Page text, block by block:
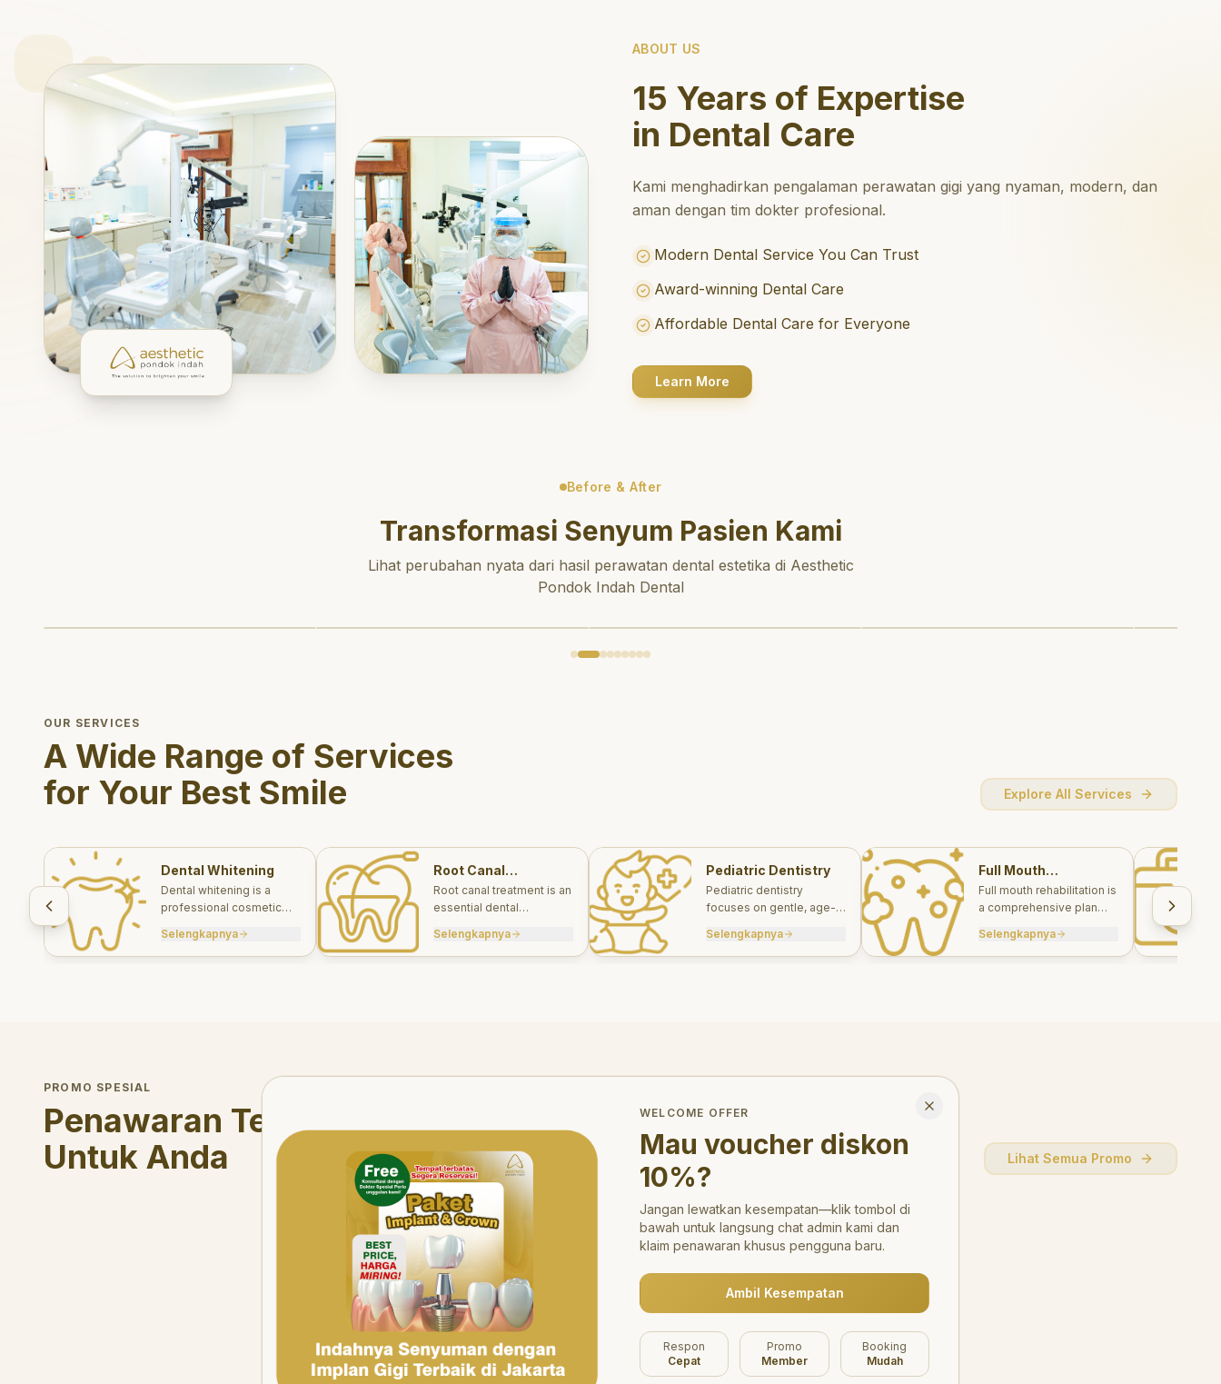
ABOUT US
15 Years of Expertise
in Dental Care
Kami menghadirkan pengalaman perawatan gigi yang nyaman, modern, dan
aman dengan tim dokter profesional.
Modern Dental Service You Can Trust
Award-winning Dental Care
Affordable Dental Care for Everyone
Learn More
Before & After
Transformasi Senyum Pasien Kami
Lihat perubahan nyata dari hasil perawatan dental estetika di Aesthetic
Pondok Indah Dental
OUR SERVICES
A Wide Range of Services
for Your Best Smile
Explore All Services
Dental Whitening
Dental whitening is a
professional cosmetic
brighten your smile safely
and effectively.
Selengkapnya
Root Canal
Treatments
Root canal treatment is an
essential dental
save a tooth that has
been severely damaged
Selengkapnya
Pediatric Dentistry
Pediatric dentistry
focuses on gentle, age-
for infants, children, and
teens.
Selengkapnya
Full Mouth
Rehabilitations
Full mouth rehabilitation is
a comprehensive plan
aesthetic treatments to
rebuild function, comfort,
Selengkapnya
PROMO SPESIAL
Penawaran Terbatas
Untuk Anda
Lihat Semua Promo
Belum ada promo tersedia saat ini.
Welcome Offer
WELCOME OFFER
Mau voucher diskon
10%?
Jangan lewatkan kesempatan—klik tombol di
bawah untuk langsung chat admin kami dan
klaim penawaran khusus pengguna baru.
Ambil Kesempatan
Respon
Cepat
Promo
Member
Booking
Mudah
Close